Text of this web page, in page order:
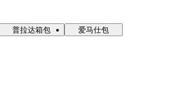
普拉达箱包
爱马仕包